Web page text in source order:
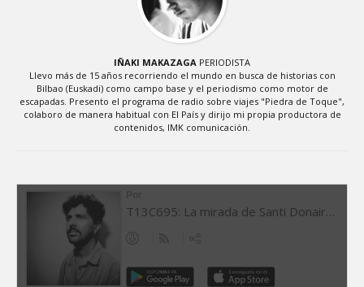
IÑAKI MAKAZAGA PERIODISTA
Llevo más de 15 años recorriendo el mundo en busca de historias con
Bilbao (Euskadi) como campo base y el periodismo como motor de
escapadas. Presento el programa de radio sobre viajes "Piedra de Toque",
colaboro de manera habitual con El País y dirijo mi propia productora de
contenidos, IMK comunicación.